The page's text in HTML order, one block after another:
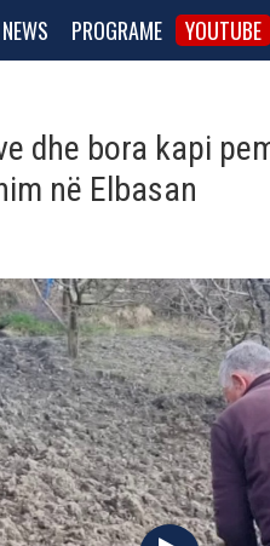
PROGRAME YOUTUBE
dhe bora kapi
në Elbasan